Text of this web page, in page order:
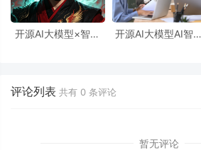
开源AI大模型×智能
开源AI大模型AI智能
评论列表 共有 0 条评论
暂无评论